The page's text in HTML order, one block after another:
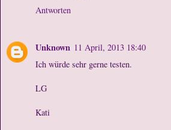
Antworten
Unknown 11 April, 2013 18:40
Ich würde sehr gerne testen.
LG
Kati